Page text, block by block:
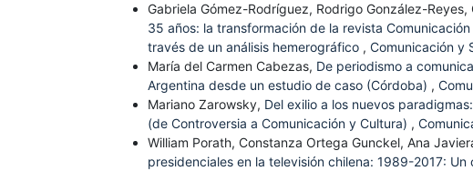
Gabriela Gómez-Rodríguez, Rodrigo González-
35 años: la transformación de la revista
través de un análisis hemerográfico , Comunicación y
María del Carmen Cabezas, De periodismo a
Argentina desde un estudio de caso (Córdoba) ,
Mariano Zarowsky, Del exilio a los nuevos
(de Controversia a Comunicación y Cultura) ,
William Porath, Constanza Ortega Gunckel, Ana
presidenciales en la televisión chilena: 1989-2017: